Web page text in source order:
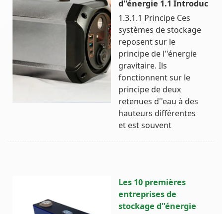
d''énergie 1.1 Introduc
1.3.1.1 Principe Ces
systèmes de stockage
reposent sur le
principe de l''énergie
gravitaire. Ils
fonctionnent sur le
principe de deux
retenues d''eau à des
hauteurs différentes
et est souvent
Les 10 premières
entreprises de
stockage d''énergie